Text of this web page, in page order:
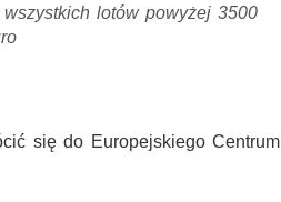
lotów powyżej 3500
się do Europejskiego Centrum